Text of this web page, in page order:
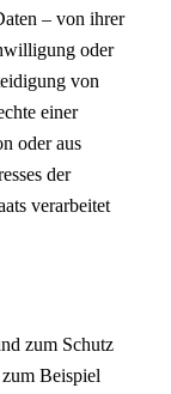
– von ihrer
oder
von
einer
oder aus
der
verarbeitet
zum Schutz
Beispiel